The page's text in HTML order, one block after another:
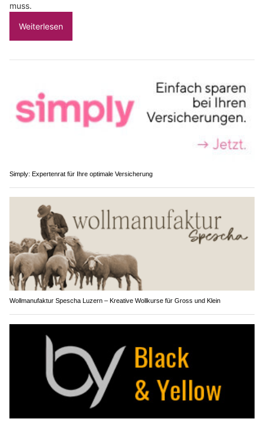
muss.
Weiterlesen
Simply: Expertenrat für Ihre optimale Versicherung
Wollmanufaktur Spescha Luzern – Kreative Wollkurse für Gross und Klein